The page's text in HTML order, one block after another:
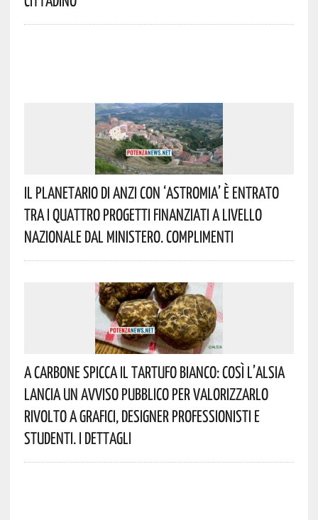
Il Planetario Di Anzi Con ‘Astromia’ È Entrato
Tra I Quattro Progetti Finanziati A Livello
Nazionale Dal Ministero. Complimenti
A Carbone Spicca Il Tartufo Bianco: Così L’Alsia
Lancia Un Avviso Pubblico Per Valorizzarlo
Rivolto A Grafici, Designer Professionisti E
Studenti. I Dettagli